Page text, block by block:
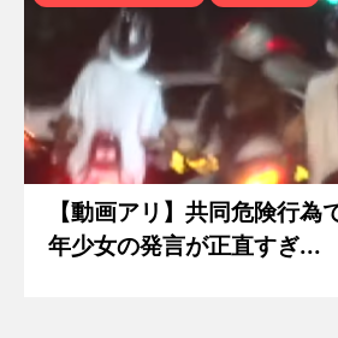
【動画アリ】共同危険行為
年少女の発言が正直すぎ...